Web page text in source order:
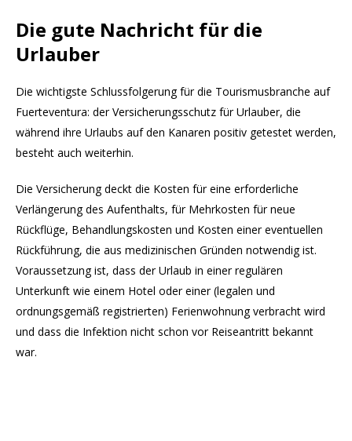
Die gute Nachricht für die
Urlauber
Die wichtigste Schlussfolgerung für die Tourismusbranche auf
Fuerteventura: der Versicherungsschutz für Urlauber, die
während ihre Urlaubs auf den Kanaren positiv getestet werden,
besteht auch weiterhin.
Die Versicherung deckt die Kosten für eine erforderliche
Verlängerung des Aufenthalts, für Mehrkosten für neue
Rückflüge, Behandlungskosten und Kosten einer eventuellen
Rückführung, die aus medizinischen Gründen notwendig ist.
Voraussetzung ist, dass der Urlaub in einer regulären
Unterkunft wie einem Hotel oder einer (legalen und
ordnungsgemäß registrierten) Ferienwohnung verbracht wird
und dass die Infektion nicht schon vor Reiseantritt bekannt
war.